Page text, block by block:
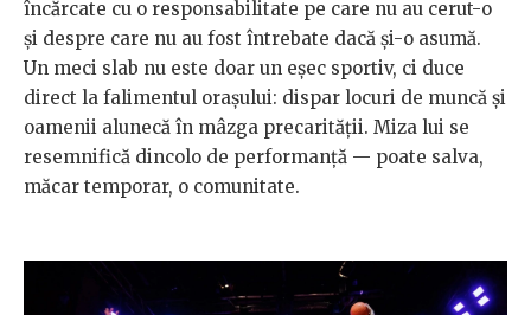
încărcate cu o responsabilitate pe care nu au cerut-o
și despre care nu au fost întrebate dacă și-o asumă.
Un meci slab nu este doar un eșec sportiv, ci duce
direct la falimentul orașului: dispar locuri de muncă și
oamenii alunecă în mâzga precarității. Miza lui se
resemnifică dincolo de performanță — poate salva,
măcar temporar, o comunitate.